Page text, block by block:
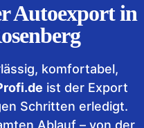
Autoexport in
komfortabel,
ist der Export
Schritten erledigt.
Ablauf – von der